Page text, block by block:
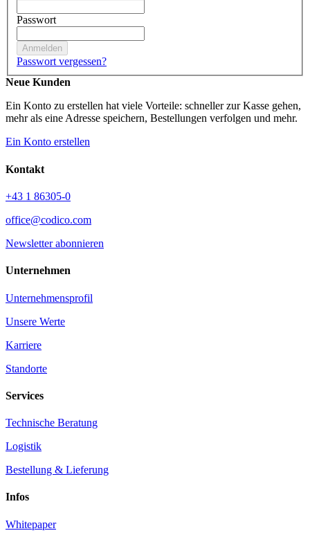
Passwort
Anmelden
Passwort vergessen?
Neue Kunden
Ein Konto zu erstellen hat viele Vorteile: schneller zur Kasse gehen,
mehr als eine Adresse speichern, Bestellungen verfolgen und mehr.
Ein Konto erstellen
Facebook
LinkedIn
Xing
Youtube
Kontakt
+43 1 86305-0
office@codico.com
Newsletter abonnieren
Unternehmen
Unternehmensprofil
Unsere Werte
Karriere
Standorte
Services
Technische Beratung
Logistik
Bestellung & Lieferung
Infos
Whitepaper